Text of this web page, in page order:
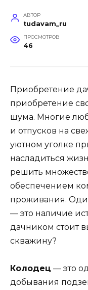
АВТОР
tudavam_ru
ПРОСМОТРОВ
46
Приобретение
приобретение
шума. Многие
и отпусков на
уютном уголке
насладиться
решить
обеспечением
проживания.
— это наличие
дачником стоит
скважину?
Колодец — это
добывания